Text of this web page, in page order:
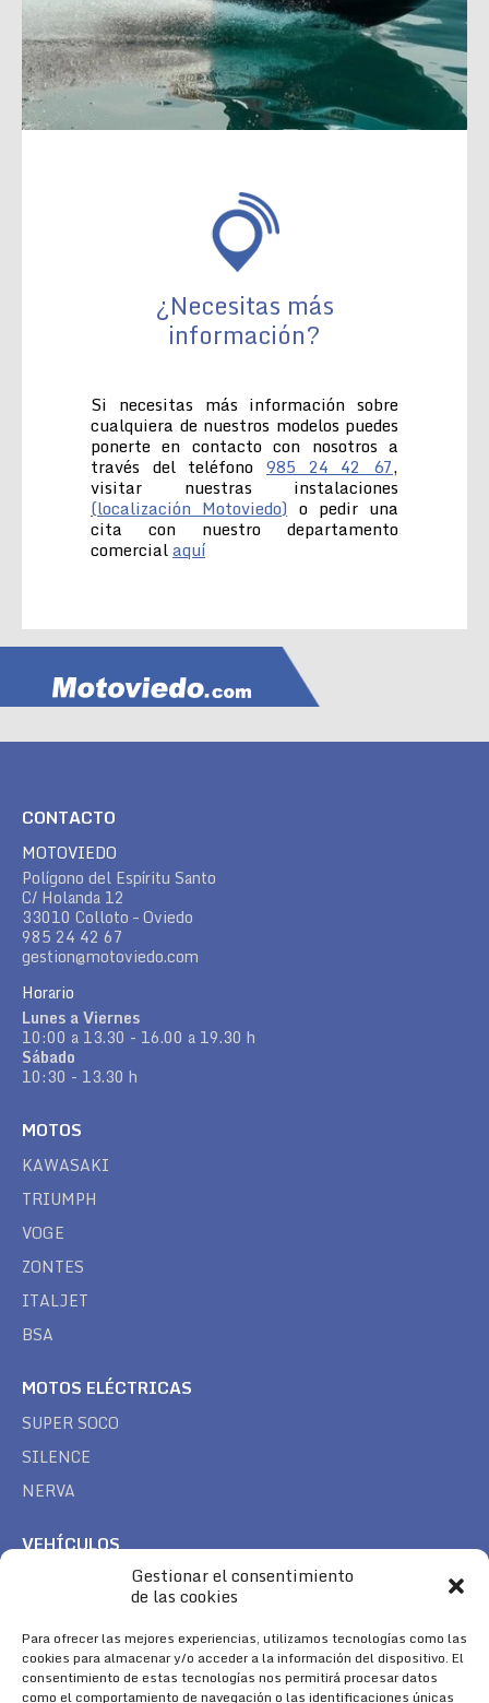
Gestionar el consentimiento
de las cookies
Para ofrecer las mejores experiencias, utilizamos tecnologías como las
cookies para almacenar y/o acceder a la información del dispositivo. El
consentimiento de estas tecnologías nos permitirá procesar datos
como el comportamiento de navegación o las identificaciones únicas
¿Necesitas más
información?
Si necesitas más información sobre
cualquiera de nuestros modelos puedes
ponerte en contacto con nosotros a
través del teléfono 985 24 42 67,
visitar nuestras instalaciones
(localización Motoviedo) o pedir una
cita con nuestro departamento
comercialaquí
CONTACTO
MOTOVIEDO
Polígono del Espíritu Santo
C/ Holanda 12
33010 Colloto – Oviedo
985 24 42 67
gestion@motoviedo.com
Horario
Lunes a Viernes
10:00 a 13.30 - 16.00 a 19.30 h
Sábado
10:30 - 13.30 h
MOTOS
KAWASAKI
TRIUMPH
VOGE
ZONTES
ITALJET
BSA
MOTOS ELÉCTRICAS
SUPER SOCO
SILENCE
NERVA
VEHÍCULOS
TREK
SÍGUENOS